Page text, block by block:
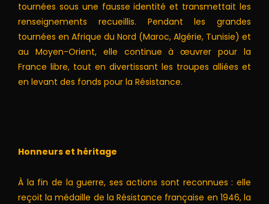
tournées sous une fausse identité et transmettait les
renseignements recueillis. Pendant les grandes
tournées en Afrique du Nord (Maroc, Algérie, Tunisie) et
au Moyen-Orient, elle continue à œuvrer pour la
France libre, tout en divertissant les troupes alliées et
en levant des fonds pour la Résistance.
Honneurs et héritage
À la fin de la guerre, ses actions sont reconnues : elle
reçoit la médaille de la Résistance française en 1946, la